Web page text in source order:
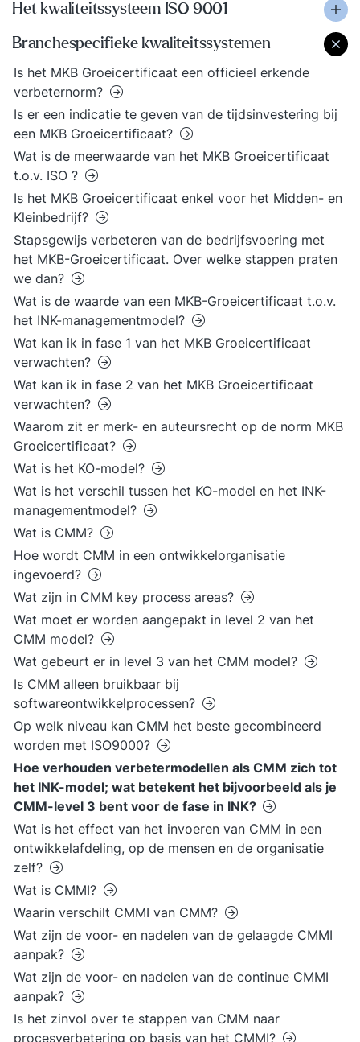
Het kwaliteitssysteem ISO 9001
Branchespecifieke kwaliteitssystemen
Is het MKB Groeicertificaat een officieel erkende
verbeternorm?
Is er een indicatie te geven van de tijdsinvestering bij
een MKB Groeicertificaat?
Wat is de meerwaarde van het MKB Groeicertificaat
t.o.v. ISO ?
Is het MKB Groeicertificaat enkel voor het Midden- en
Kleinbedrijf?
Stapsgewijs verbeteren van de bedrijfsvoering met
het MKB-Groeicertificaat. Over welke stappen praten
we dan?
Wat is de waarde van een MKB-Groeicertificaat t.o.v.
het INK-managementmodel?
Wat kan ik in fase 1 van het MKB Groeicertificaat
verwachten?
Wat kan ik in fase 2 van het MKB Groeicertificaat
verwachten?
Waarom zit er merk- en auteursrecht op de norm MKB
Groeicertificaat?
Wat is het KO-model?
Wat is het verschil tussen het KO-model en het INK-
managementmodel?
Wat is CMM?
Hoe wordt CMM in een ontwikkelorganisatie
ingevoerd?
Wat zijn in CMM key process areas?
Wat moet er worden aangepakt in level 2 van het
CMM model?
Wat gebeurt er in level 3 van het CMM model?
Is CMM alleen bruikbaar bij
softwareontwikkelprocessen?
Op welk niveau kan CMM het beste gecombineerd
worden met ISO9000?
Hoe verhouden verbetermodellen als CMM zich tot
het INK-model; wat betekent het bijvoorbeeld als je
CMM-level 3 bent voor de fase in INK?
Wat is het effect van het invoeren van CMM in een
ontwikkelafdeling, op de mensen en de organisatie
zelf?
Wat is CMMI?
Waarin verschilt CMMI van CMM?
Wat zijn de voor- en nadelen van de gelaagde CMMI
aanpak?
Wat zijn de voor- en nadelen van de continue CMMI
aanpak?
Is het zinvol over te stappen van CMM naar
procesverbetering op basis van het CMMI?